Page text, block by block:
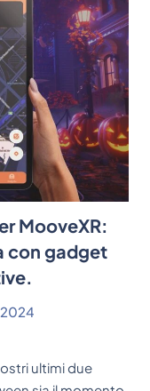
MooveXR:
con gadget
ultimi due